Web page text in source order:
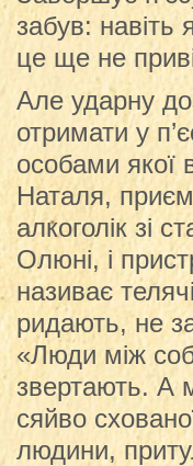
забув: навіть
це ще не
Але ударну
отримати у
особами якої
Наталя,
алкоголік зі
Олюні, і
називає
ридають, не
«Люди між
звертають. А
сяйво
людини,